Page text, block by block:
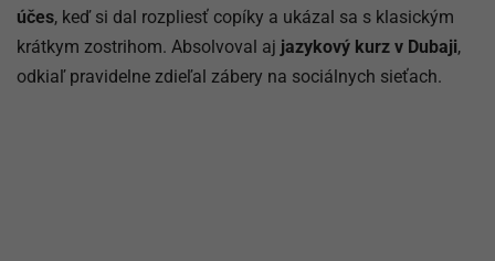
účes, keď si dal rozpliesť copíky a ukázal sa s klasickým
krátkym zostrihom. Absolvoval aj jazykový kurz v Dubaji,
odkiaľ pravidelne zdieľal zábery na sociálnych sieťach.